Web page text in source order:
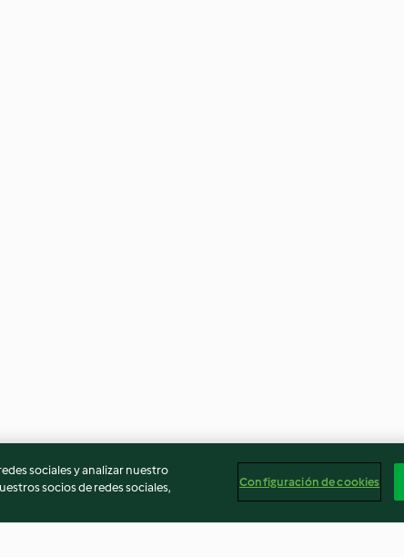
sociales y analizar nuestro
socios de redes sociales,
Configuración de cookies